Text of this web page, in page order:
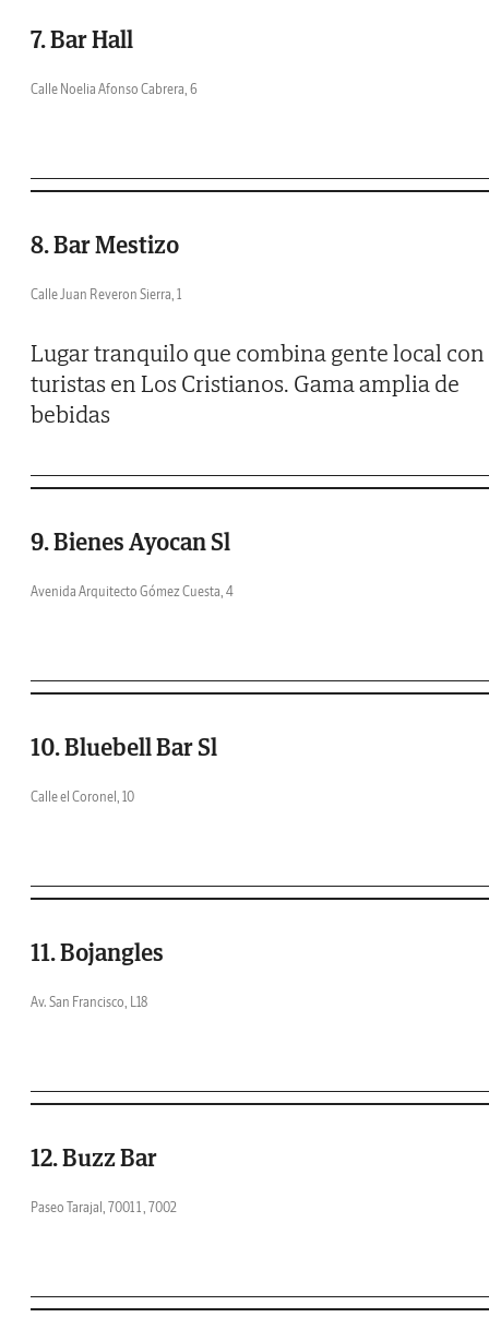
7. Bar Hall
Calle Noelia Afonso Cabrera, 6
8. Bar Mestizo
Calle Juan Reveron Sierra, 1
Lugar tranquilo que combina gente local con
turistas en Los Cristianos. Gama amplia de
bebidas
9. Bienes Ayocan Sl
Avenida Arquitecto Gómez Cuesta, 4
10. Bluebell Bar Sl
Calle el Coronel, 10
11. Bojangles
Av. San Francisco, L18
12. Buzz Bar
Paseo Tarajal, 7001 1 , 7002